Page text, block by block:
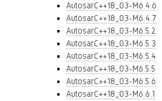
AutosarC++18_03-M6.4.6
AutosarC++18_03-M6.4.7
AutosarC++18_03-M6.5.2
AutosarC++18_03-M6.5.3
AutosarC++18_03-M6.5.4
AutosarC++18_03-M6.5.5
AutosarC++18_03-M6.5.6
AutosarC++18_03-M6.6.1